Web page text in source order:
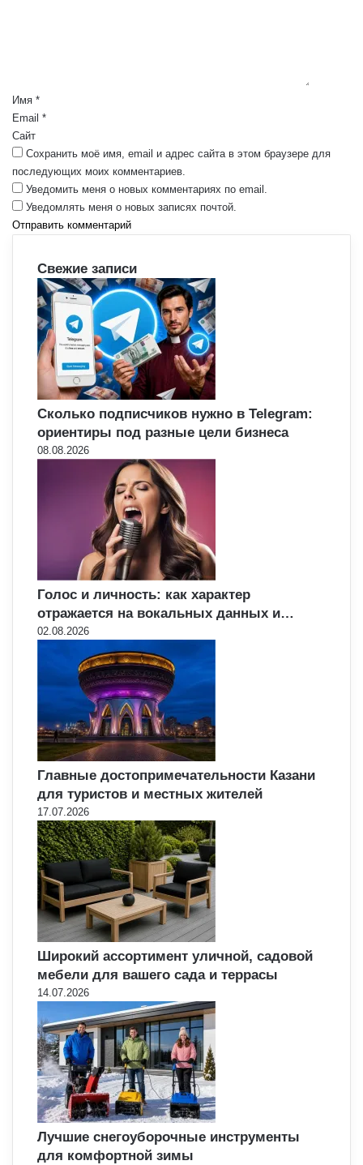
р
и
й
*
Имя *
Email *
Сайт
Сохранить моё имя, email и адрес сайта в этом браузере для
последующих моих комментариев.
Уведомить меня о новых комментариях по email.
Уведомлять меня о новых записях почтой.
Свежие записи
Сколько подписчиков нужно в Telegram:
ориентиры под разные цели бизнеса
08.08.2026
Голос и личность: как характер
отражается на вокальных данных и…
02.08.2026
Главные достопримечательности Казани
для туристов и местных жителей
17.07.2026
Широкий ассортимент уличной, садовой
мебели для вашего сада и террасы
14.07.2026
Лучшие снегоуборочные инструменты
для комфортной зимы